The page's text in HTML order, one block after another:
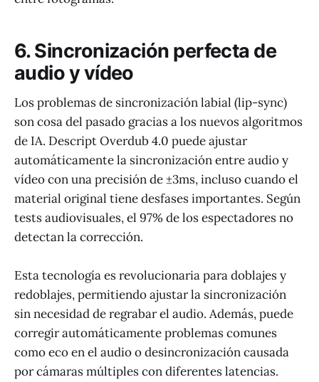
6. Sincronización perfecta de
audio y vídeo
Los problemas de sincronización labial (lip-sync)
son cosa del pasado gracias a los nuevos algoritmos
de IA. Descript Overdub 4.0 puede ajustar
automáticamente la sincronización entre audio y
vídeo con una precisión de ±3ms, incluso cuando el
material original tiene desfases importantes. Según
tests audiovisuales, el 97% de los espectadores no
detectan la corrección.
Esta tecnología es revolucionaria para doblajes y
redoblajes, permitiendo ajustar la sincronización
sin necesidad de regrabar el audio. Además, puede
corregir automáticamente problemas comunes
como eco en el audio o desincronización causada
por cámaras múltiples con diferentes latencias.